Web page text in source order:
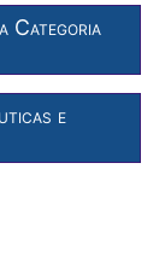
Categoria
e